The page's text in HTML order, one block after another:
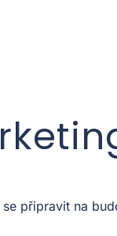
připravit na